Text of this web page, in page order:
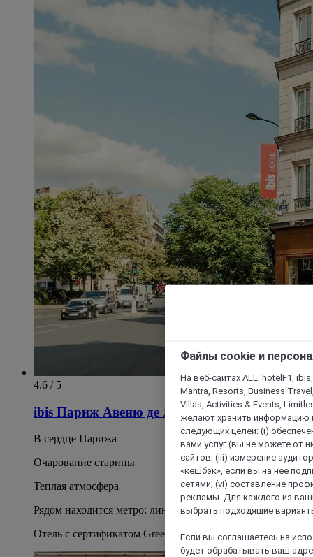
4.6 / 5
ibis Париж Авеню де ла Репюблик
В сердце Парижа
Очарование старины
Теплая атмосфера
Рядом находится метро: линии 3, 5, 8, 9 и 11.
Отель с сертификатом Green Key
Файлы cookie и
На веб-сайтах ALL, hotelF1,
Mantra, Resorts, Business
Villas, Activities & Events,
желают хранить информацию
следующих целей: (i)
вами услуг (вы не можете от
сайтов; (iii) измерение
«кешбэк», если вы на нее
сетями; (vi) составление
рекламы. Для каждого из
выбрать подходящие
Если вы соглашаетесь на
будет обрабатывать ваш